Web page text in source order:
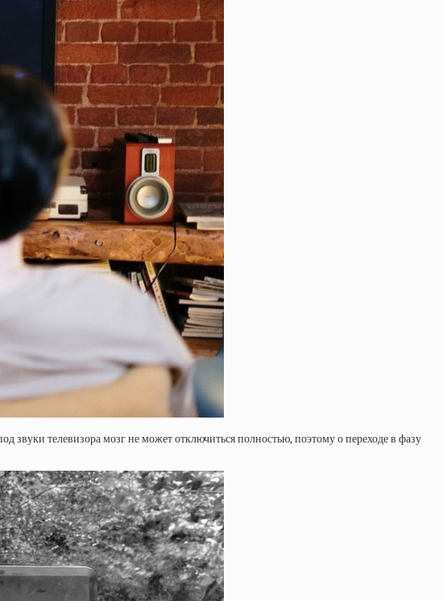
звуки телевизора мозг не может отключиться полностью, поэтому о переходе в фазу